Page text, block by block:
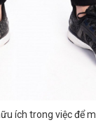
ích trong việc để